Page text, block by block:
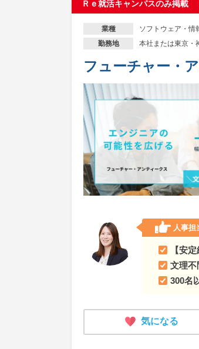
Ｒｅ就活キャンパスのみ掲載
業種 ソフトウェア・情
勤務地 本社または東京・
フューチャー・
人事担
【安
文理不
300名
気になる